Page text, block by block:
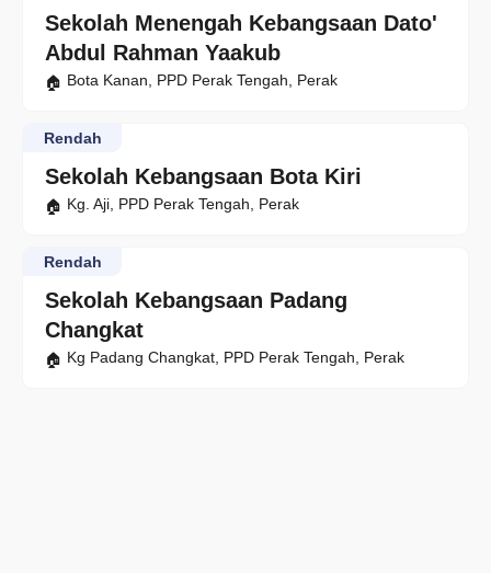
Sekolah Menengah Kebangsaan Dato'
Abdul Rahman Yaakub
Bota Kanan, PPD Perak Tengah, Perak
Sekolah Kebangsaan Bota Kiri
Rendah
Kg. Aji, PPD Perak Tengah, Perak
Sekolah Kebangsaan Padang
Changkat
Rendah
Kg Padang Changkat, PPD Perak Tengah, Perak